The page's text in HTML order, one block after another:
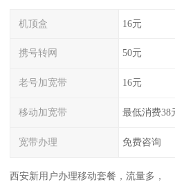
机顶盒 16元
携号转网 50元
老号加宽带 16元
移动加宽带 最低消费38
宽带办理 免费咨询
西安新用户办理移动套餐，流量多，